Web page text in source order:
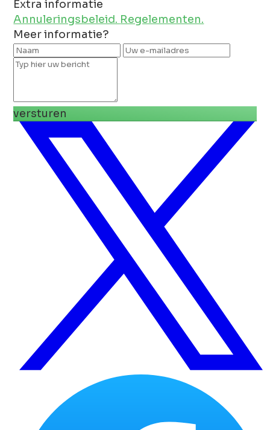
Extra informatie
Annuleringsbeleid. Regelementen.
Meer informatie?
versturen